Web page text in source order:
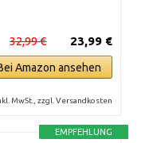
23,99 €
32,99 €
Amazon ansehen
MwSt., zzgl. Versandkosten
EMPFEHLUNG